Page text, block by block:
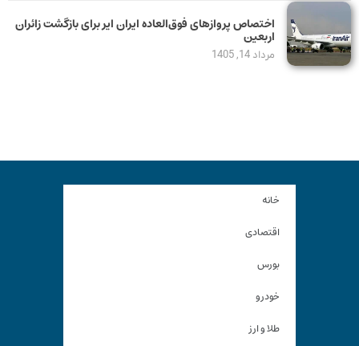
اختصاص پروازهای فوق‌العاده ایران ایر برای بازگشت زائران
اربعین
مرداد 14, 1405
خانه
اقتصادی
بورس
خودرو
طلا و ارز